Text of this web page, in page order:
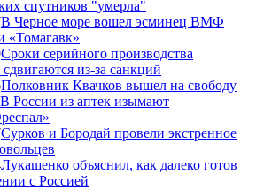
спутников "умерла"
В Черное море вошел эсминец ВМФ
Сроки серийного производства
из-за санкций
Полковник Квачков вышел на свободу
В России из аптек изымают
Сурков и Бородай провели экстренное
Лукашенко объяснил, как далеко готов
с Россией